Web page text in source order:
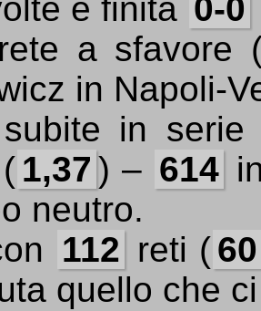
è finita 0-0
a sfavore
in Napoli-
in
1,37 ) – 614
neutro.
112 reti (60
quello che